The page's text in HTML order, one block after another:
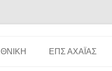
ΕΠΣ ΑΧΑΪ́ΑΣ